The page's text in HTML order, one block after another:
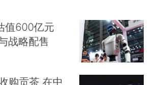
值600亿元
战略配售
购贡茶 在中